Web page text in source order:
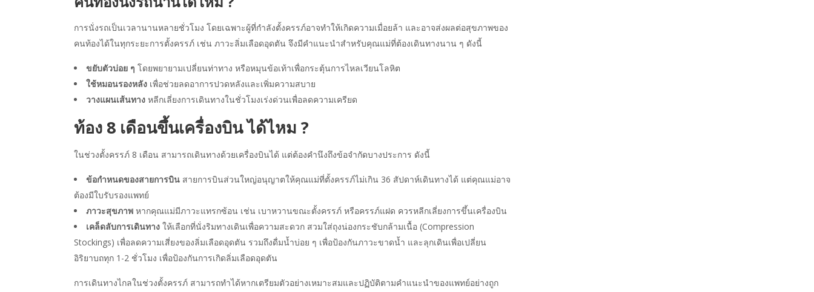
การนั่งรถเป็นเวลานานหลายชั่วโมง โดยเฉพาะผู้ที่กำลังตั้งครรภ์อาจทำให้เกิดความเมื่อยล้า และอาจส่งผลต่อสุขภาพของ
คนท้องได้ในทุกระยะการตั้งครรภ์ เช่น ภาวะลิ่มเลือดอุดตัน จึงมีคำแนะนำสำหรับคุณแม่ที่ต้องเดินทางนาน ๆ ดังนี้
ขยับตัวบ่อย ๆ โดยพยายามเปลี่ยนท่าทาง หรือหมุนข้อเท้าเพื่อกระตุ้นการไหลเวียนโลหิต
ใช้หมอนรองหลัง เพื่อช่วยลดอาการปวดหลังและเพิ่มความสบาย
วางแผนเส้นทาง หลีกเลี่ยงการเดินทางในชั่วโมงเร่งด่วนเพื่อลดความเครียด
ท้อง 8 เดือนขึ้นเครื่องบิน ได้ไหม ?
ในช่วงตั้งครรภ์ 8 เดือน สามารถเดินทางด้วยเครื่องบินได้ แต่ต้องคำนึงถึงข้อจำกัดบางประการ ดังนี้
ข้อกำหนดของสายการบิน สายการบินส่วนใหญ่อนุญาตให้คุณแม่ที่ตั้งครรภ์ไม่เกิน 36 สัปดาห์เดินทางได้ แต่คุณแม่อาจ
ต้องมีใบรับรองแพทย์
ภาวะสุขภาพ หากคุณแม่มีภาวะแทรกซ้อน เช่น เบาหวานขณะตั้งครรภ์ หรือครรภ์แฝด ควรหลีกเลี่ยงการขึ้นเครื่องบิน
เคล็ดลับการเดินทาง ให้เลือกที่นั่งริมทางเดินเพื่อความสะดวก สวมใส่ถุงน่องกระชับกล้ามเนื้อ (Compression
Stockings) เพื่อลดความเสี่ยงของลิ่มเลือดอุดตัน รวมถึงดื่มน้ำบ่อย ๆ เพื่อป้องกันภาวะขาดน้ำ และลุกเดินเพื่อเปลี่ยน
อิริยาบถทุก 1-2 ชั่วโมง เพื่อป้องกันการเกิดลิ่มเลือดอุดตัน
การเดินทางไกลในช่วงตั้งครรภ์ สามารถทำได้หากเตรียมตัวอย่างเหมาะสมและปฏิบัติตามคำแนะนำของแพทย์อย่างถูก